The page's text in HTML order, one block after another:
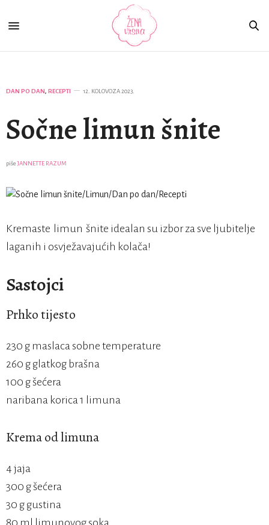
DAN PO DAN, RECEPTI 12. KOLOVOZA 2023.
Sočne limun šnite
piše JANNETTE RAZUM
Kremaste limun šnite idealan su izbor za sve ljubitelje
laganih i osvježavajućih kolača!
Sastojci
Prhko tijesto
230 g maslaca sobne temperature
260 g glatkog brašna
100 g šećera
naribana korica 1 limuna
Krema od limuna
4 jaja
300 g šećera
30 g gustina